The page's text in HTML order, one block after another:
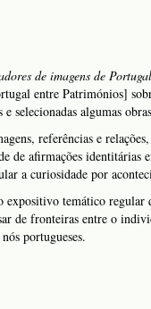
de imagens de Portugal
entre Patrimónios]
e selecionadas algumas
referências e
de afirmações identitárias
a curiosidade por
temático regular
de fronteiras entre o
portugueses.